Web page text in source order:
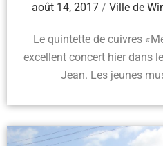
août 14, 2017 / Ville de
Le quintette de cuivres
excellent concert hier dans
Jean. Les jeunes